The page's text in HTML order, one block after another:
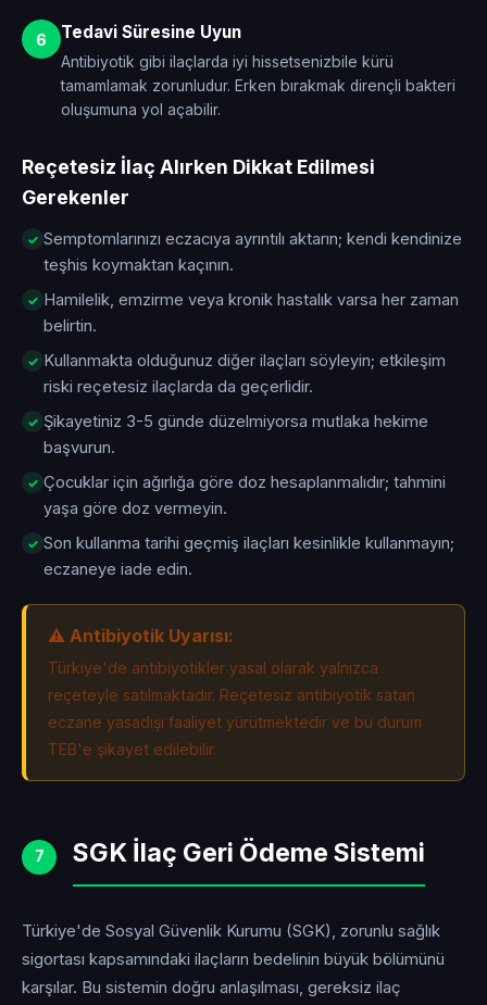
6 Tedavi Süresine Uyun
Antibiyotik gibi ilaçlarda iyi hissetsenizbile kürü
tamamlamak zorunludur. Erken bırakmak dirençli bakteri
oluşumuna yol açabilir.
Reçetesiz İlaç Alırken Dikkat Edilmesi
Gerekenler
Semptomlarınızı eczacıya ayrıntılı aktarın; kendi kendinize
teşhis koymaktan kaçının.
Hamilelik, emzirme veya kronik hastalık varsa her zaman
belirtin.
Kullanmakta olduğunuz diğer ilaçları söyleyin; etkileşim
riski reçetesiz ilaçlarda da geçerlidir.
Şikayetiniz 3-5 günde düzelmiyorsa mutlaka hekime
başvurun.
Çocuklar için ağırlığa göre doz hesaplanmalıdır; tahmini
yaşa göre doz vermeyin.
Son kullanma tarihi geçmiş ilaçları kesinlikle kullanmayın;
eczaneye iade edin.
⚠️ Antibiyotik Uyarısı:
Türkiye'de antibiyotikler yasal olarak yalnızca
reçeteyle satılmaktadır. Reçetesiz antibiyotik satan
eczane yasadışı faaliyet yürütmektedir ve bu durum
TEB'e şikayet edilebilir.
7 SGK İlaç Geri Ödeme Sistemi
Türkiye'de Sosyal Güvenlik Kurumu (SGK), zorunlu sağlık
sigortası kapsamındaki ilaçların bedelinin büyük bölümünü
karşılar. Bu sistemin doğru anlaşılması, gereksiz ilaç